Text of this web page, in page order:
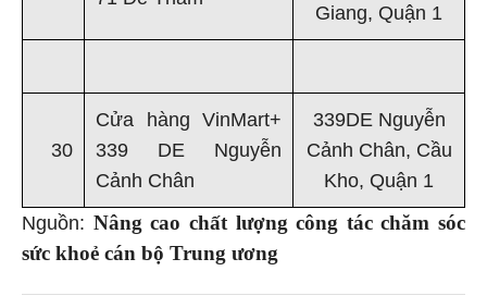
Giang, Quận 1
30
Cửa hàng VinMart+
339 DE Nguyễn
Cảnh Chân
339DE Nguyễn
Cảnh Chân, Cầu
Kho, Quận 1
Nguồn: Nâng cao chất lượng công tác chăm sóc
sức khoẻ cán bộ Trung ương